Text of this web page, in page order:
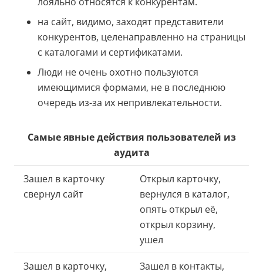
на сайт, видимо, заходят представители
конкурентов, целенаправленно на страницы
с каталогами и сертификатами.
Люди не очень охотно пользуются
имеющимися формами, не в последнюю
очередь из-за их непривлекательности.
Самые явные действия пользователей из
аудита
Зашел в карточку
свернул сайт
Открыл карточку,
вернулся в каталог,
опять открыл её,
открыл корзину,
ушел
Зашел в карточку,
Зашел в контакты,